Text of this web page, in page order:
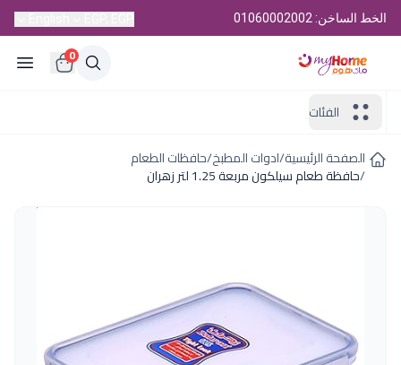
الخط الساخن: 01060002002
0
الفئات
الصفحة الرئيسية/ادوات المطبخ/حافظات الطعام
/حافظة طعام سيلكون مربعة 1.25 لتر زهران